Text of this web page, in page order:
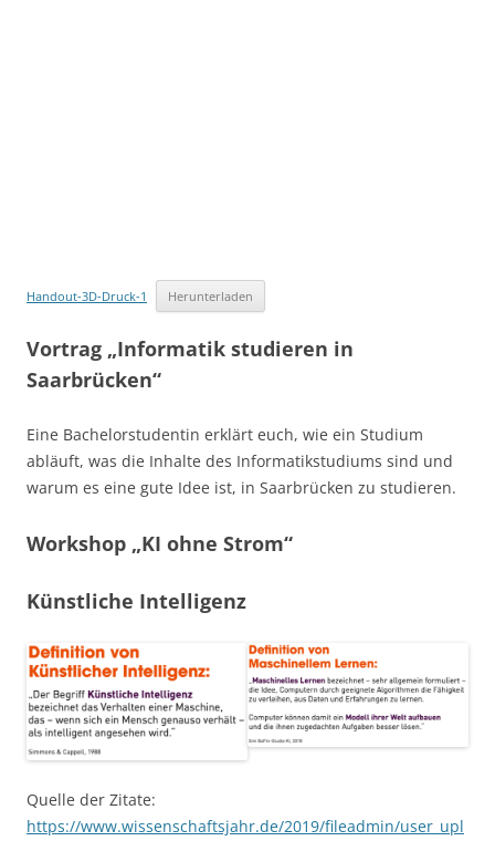
Handout-3D-Druck-1 Herunterladen
Vortrag „Informatik studieren in
Saarbrücken“
Eine Bachelorstudentin erklärt euch, wie ein Studium
abläuft, was die Inhalte des Informatikstudiums sind und
warum es eine gute Idee ist, in Saarbrücken zu studieren.
Workshop „KI ohne Strom“
Künstliche Intelligenz
Quelle der Zitate:
https://www.wissenschaftsjahr.de/2019/fileadmin/user_upl